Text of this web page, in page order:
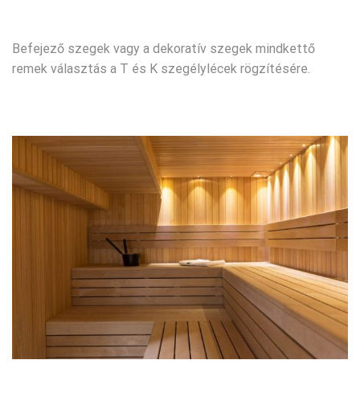
Befejező szegek vagy a dekoratív szegek mindkettő
remek választás a T és K szegélylécek rögzítésére.